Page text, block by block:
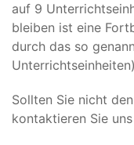
auf 9
bleiben ist eine
durch das so
Sollten Sie nicht
kontaktieren Sie